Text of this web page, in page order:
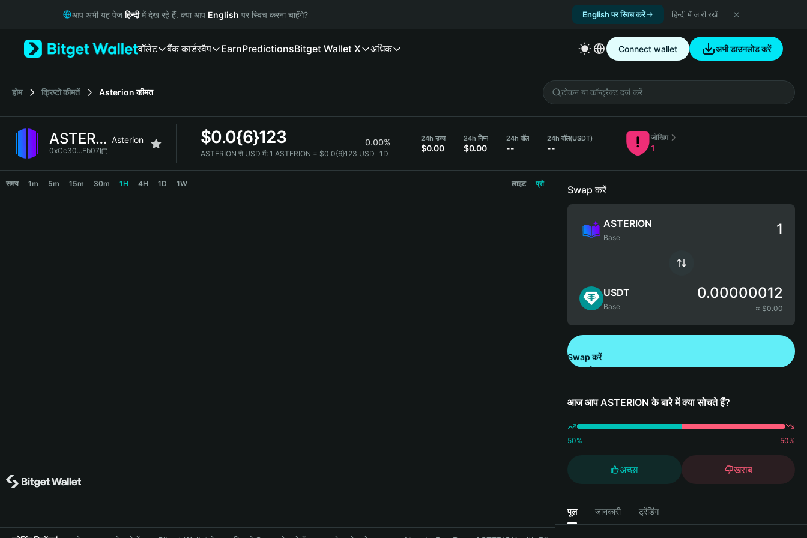
Русский
Italiano
简体中文
繁體中文
Bahasa Indonesia
आप अभी यह पेजहिन्दीमें देख रहे हैं. क्या आप English पर स्विच करना चाहेंगे? English पर स्विच करें हिन्दी में जारी रखें
वॉलेट बैंक कार्डस्वैप EarnPredictionsBitget Wallet X अधिक Connect wallet अभी डाउनलोड करें
होम क्रिप्टो कीमतें Asterion कीमत
ASTERION Asterion
0xCc30...Eb07
$0.0{6}123 0.00%
ASTERION से USD में: 1 ASTERION = $0.0{6}123 USD 1D
24h उच्च
$0.00
24h निम्न
$0.00
24h वॉल
--
24h वॉल(USDT)
--
जोखिम
1
समय 1m 5m 15m 30m 1H 4H 1D 1W लाइट प्रो
Swap करें
ASTERION
Base
USDT
Base
0.00000012
≈ $0.00
Swap करें
आज आप ASTERION के बारे में क्या सोचते हैं?
50% 50%
अच्छा खराब
पूल जानकारी ट्रेंडिंग